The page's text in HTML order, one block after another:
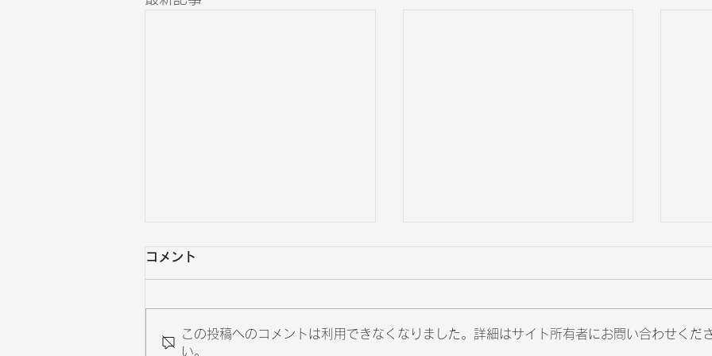
コメント
この投稿へのコメントは利用できなくなりました。詳細はサイト所有者にお問い合わせくだ
い。